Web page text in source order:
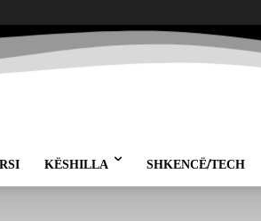
KËSHILLA SHKENCË/TECH